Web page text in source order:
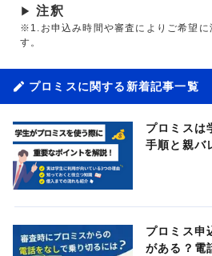
▶ 注釈
※1.お申込み時間や審査によりご希望に
す。
プロミスに関する新着記事一覧
プロミスは
手順と親バ
プロミス申
がある？電